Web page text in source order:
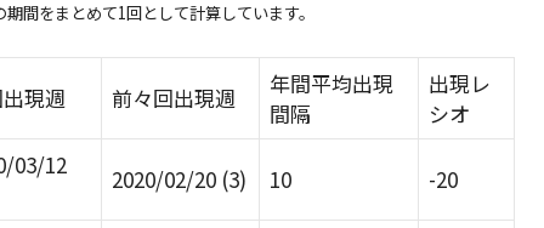
間をまとめて1回として計算しています。
現週 前々回出現週
年間平均出現
間隔
出現レ
シオ
03/12
2020/02/20 (3) 10 -20